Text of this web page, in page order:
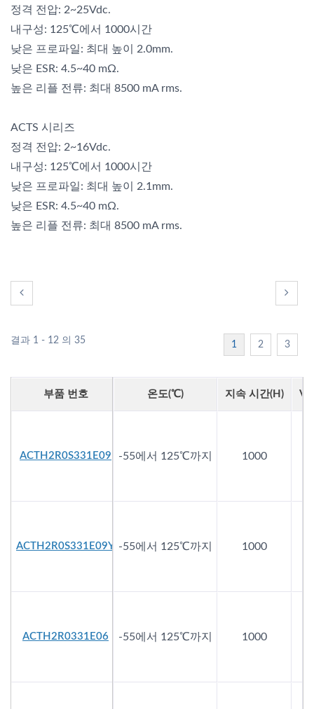
정격 전압: 2~25Vdc.
내구성: 125℃에서 1000시간
낮은 프로파일: 최대 높이 2.0mm.
낮은 ESR: 4.5~40 mΩ.
높은 리플 전류: 최대 8500 mA rms.
ACTS 시리즈
정격 전압: 2~16Vdc.
내구성: 125℃에서 1000시간
낮은 프로파일: 최대 높이 2.1mm.
낮은 ESR: 4.5~40 mΩ.
높은 리플 전류: 최대 8500 mA rms.
결과 1 - 12 의 35 1 2 3
온도(℃) 지속 시간(h)
-55에서 125℃까지 1000
-55에서 125℃까지 1000
-55에서 125℃까지 1000
부품 번호
ACTH2R0S331E09
ACTH2R0S331E09Y
ACTH2R0331E06